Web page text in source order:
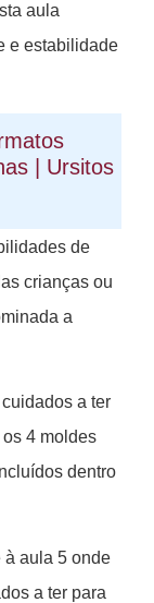
aula
e estabilidade
| Ursitos
de
crianças ou
a
a ter
4 moldes
dentro
à aula 5 onde
a ter para